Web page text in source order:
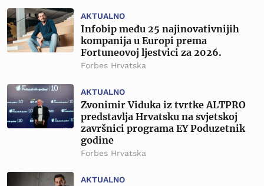
AKTUALNO
Infobip među 25 najinovativnijih
kompanija u Europi prema
Fortuneovoj ljestvici za 2026.
Forbes Hrvatska
AKTUALNO
Zvonimir Viduka iz tvrtke ALTPRO
predstavlja Hrvatsku na svjetskoj
završnici programa EY Poduzetnik
godine
Forbes Hrvatska
AKTUALNO